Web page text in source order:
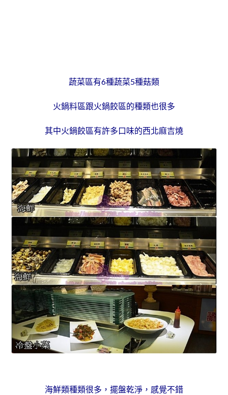
蔬菜區有6種蔬菜5種菇類
火鍋料區跟火鍋餃區的種類也很多
其中火鍋餃區有許多口味的西北麻吉燒
海鮮類種類很多，擺盤乾淨，感覺不錯